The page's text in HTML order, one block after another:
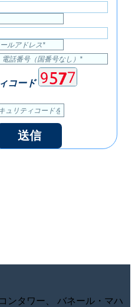
コード
送信
ンタワー、 バネール・マハ